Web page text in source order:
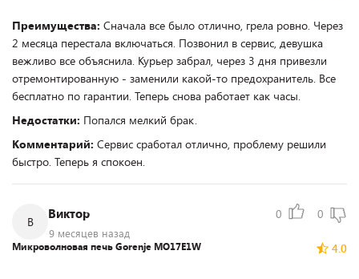
Преимущества: Сначала все было отлично, грела ровно. Через
2 месяца перестала включаться. Позвонил в сервис, девушка
вежливо все объяснила. Курьер забрал, через 3 дня привезли
отремонтированную - заменили какой-то предохранитель. Все
бесплатно по гарантии. Теперь снова работает как часы.
Недостатки: Попался мелкий брак.
Комментарий: Сервис сработал отлично, проблему решили
быстро. Теперь я спокоен.
В
Виктор
9 месяцев назад
0 0
4.0
Микроволновая печь Gorenje MO17E1W